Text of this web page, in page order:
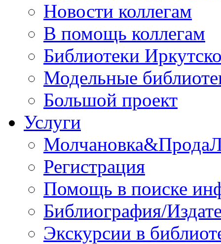
Новости коллегам
В помощь коллегам
Библиотеки
Модельные
Большой проект
Услуги
Регистрация
Помощь в поиске
Библиография/
Экскурсии в